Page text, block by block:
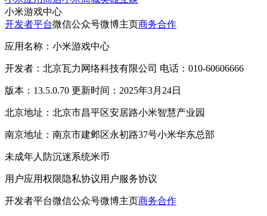
小米游戏中心
开发者平台微信公众号微博主页商务合作
应用名称：小米游戏中心
开发者：北京瓦力网络科技有限公司 电话：010-60606666
版本：13.5.0.70 更新时间：2025年3月24日
北京地址：北京市昌平区安居路小米智慧产业园
南京地址：南京市建邺区永初路37号小米华东总部
未成年人防沉迷系统米币
用户应用权限隐私协议用户服务协议
开发者平台微信公众号微博主页商务合作